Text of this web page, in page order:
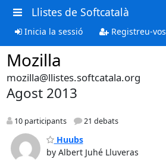
Llistes de Softcatalà
Inicia la sessió Registreu-vos
Mozilla
mozilla@llistes.softcatala.org
Agost 2013
10 participants 21 debats
Huubs
by Albert Juhé Lluveras